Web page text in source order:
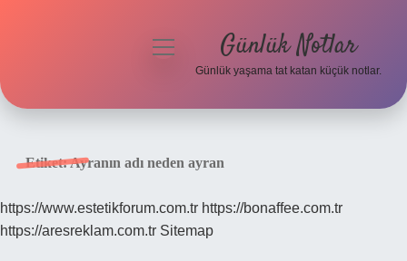
Hakkımızda
menüyü
Günlük Notlar
Günlük yaşama tat katan küçük notlar.
Etiket:Ayranın adı neden ayran
https://www.estetikforum.com.tr https://bonaffee.com.tr
https://aresreklam.com.tr Sitemap